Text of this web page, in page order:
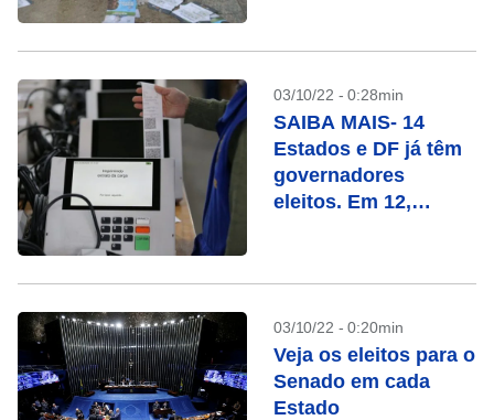
03/10/22 - 0:28min
SAIBA MAIS- 14
Estados e DF já têm
governadores
eleitos. Em 12,
03/10/22 - 0:20min
Veja os eleitos para o
Senado em cada
Estado